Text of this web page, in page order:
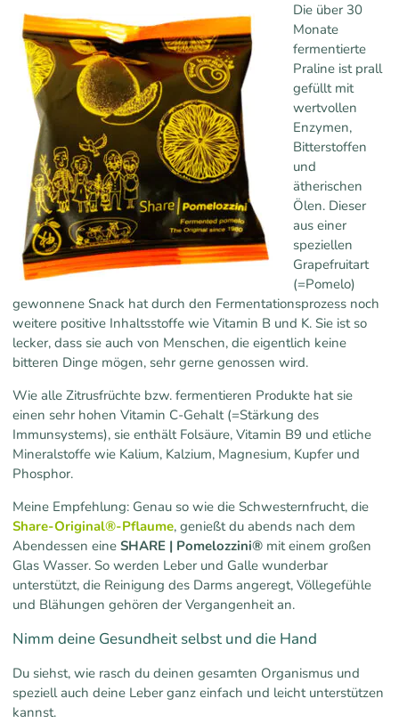
Die über 30
Monate
fermentierte
Praline ist prall
gefüllt mit
wertvollen
Enzymen,
Bitterstoffen
und
ätherischen
Ölen. Dieser
aus einer
speziellen
Grapefruitart
(=Pomelo)
gewonnene Snack hat durch den Fermentationsprozess noch
weitere positive Inhaltsstoffe wie Vitamin B und K. Sie ist so
lecker, dass sie auch von Menschen, die eigentlich keine
bitteren Dinge mögen, sehr gerne genossen wird.
Wie alle Zitrusfrüchte bzw. fermentieren Produkte hat sie
einen sehr hohen Vitamin C-Gehalt (=Stärkung des
Immunsystems), sie enthält Folsäure, Vitamin B9 und etliche
Mineralstoffe wie Kalium, Kalzium, Magnesium, Kupfer und
Phosphor.
Meine Empfehlung: Genau so wie die Schwesternfrucht, die
Share-Original®-Pflaume, genießt du abends nach dem
Abendessen eineSHARE | Pomelozzini® mit einem großen
Glas Wasser. So werden Leber und Galle wunderbar
unterstützt, die Reinigung des Darms angeregt, Völlegefühle
und Blähungen gehören der Vergangenheit an.
Nimm deine Gesundheit selbst und die Hand
Du siehst, wie rasch du deinen gesamten Organismus und
speziell auch deine Leber ganz einfach und leicht unterstützen
kannst.